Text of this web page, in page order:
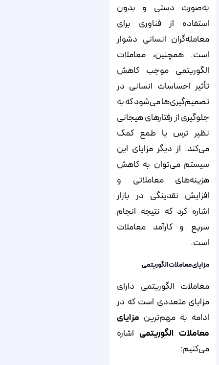
به‌صورت دستی و بدون
استفاده از فناوری برای
معامله‌گران انسانی دشوار
است. همچنین، معاملات
الگوریتمی موجب کاهش
تأثیر احساسات انسانی در
تصمیم‌گیری‌ها می‌شود که به
جلوگیری از رفتارهای هیجانی
نظیر ترس یا طمع کمک
می‌کند. از دیگر مزایای این
سیستم می‌توان به کاهش
هزینه‌های معاملاتی و
افزایش نقدینگی در بازار
اشاره کرد که نتیجه انجام
سریع و کارآمد معاملات
است.
مزایای معاملات الگوریتمی
معاملات الگوریتمی دارای
مزایای متعددی است که در
ادامه به مهم‌ترین مزایای
معاملات الگوریتمی اشاره
می‌کنیم: